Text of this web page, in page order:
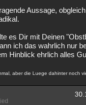
Aussage,
es Dir mit Deinen
ich das wahrlich nur
Hinblick ehrlich alles
aber die Luege dahinter noch